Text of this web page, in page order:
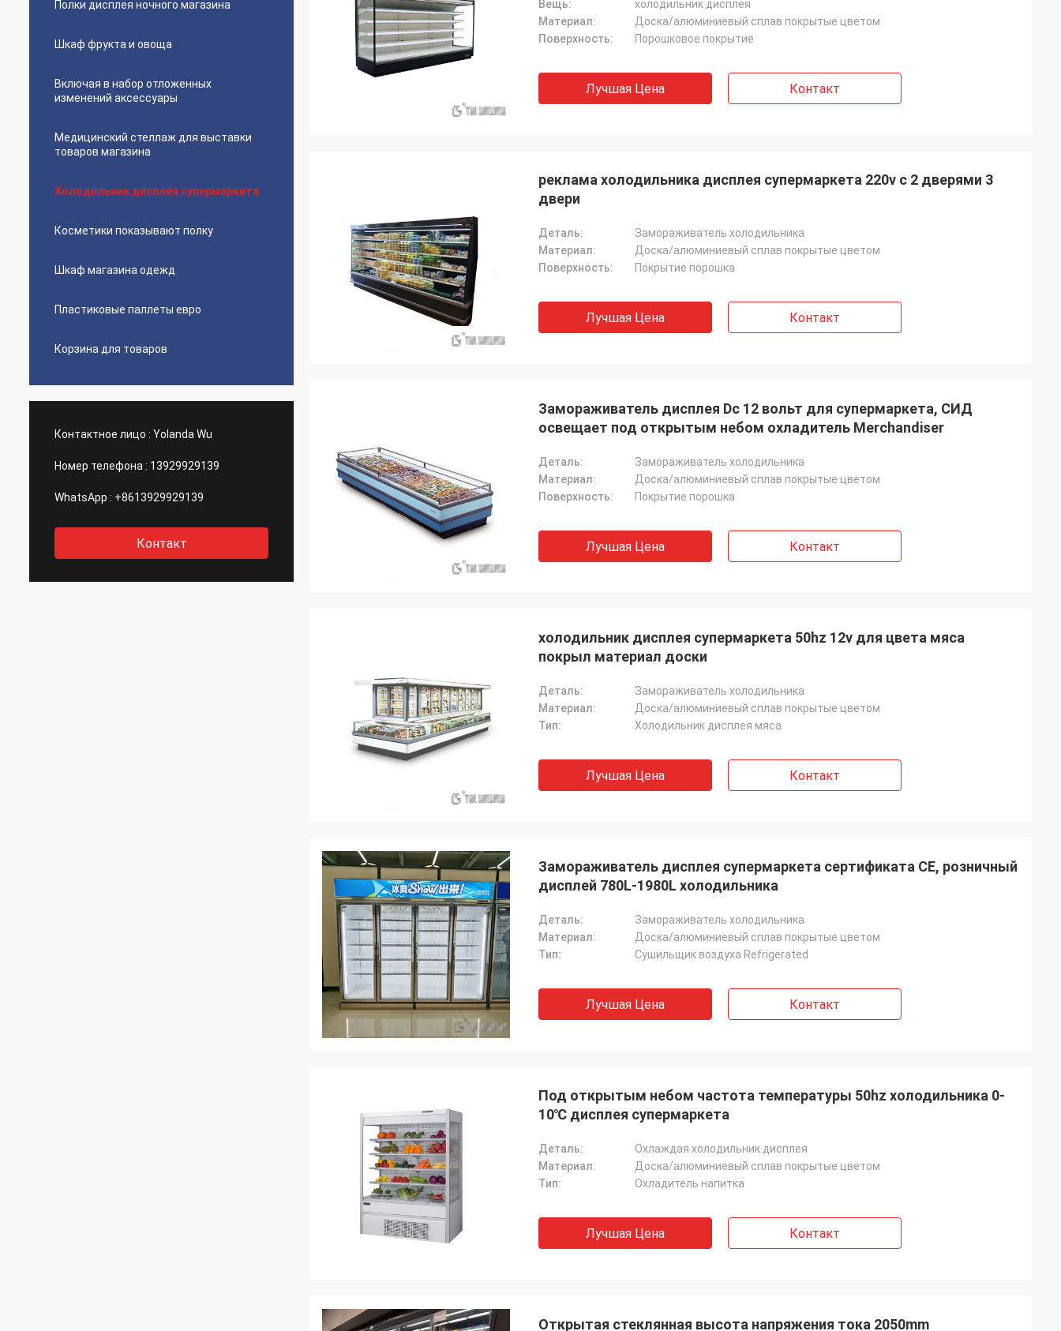
Полки дисплея ночного магазина
Шкаф фрукта и овоща
Включая в набор отложенных
изменений аксессуары
Медицинский стеллаж для выставки
товаров магазина
Холодильник дисплея супермаркета
Косметики показывают полку
Шкаф магазина одежд
Пластиковые паллеты евро
Корзина для товаров
Контактное лицо : Yolanda Wu
Номер телефона : 13929929139
WhatsApp : +8613929929139
Контакт
Вещь:
холодильник дисплея
Материал:
Доска/алюминиевый сплав покрытые цветом
Поверхность:
Порошковое покрытие
Лучшая Цена Контакт
реклама холодильника дисплея супермаркета 220v с 2 дверями 3
двери
Деталь:
Замораживатель холодильника
Материал:
Доска/алюминиевый сплав покрытые цветом
Поверхность:
Покрытие порошка
Лучшая Цена Контакт
Замораживатель дисплея Dc 12 вольт для супермаркета, СИД
освещает под открытым небом охладитель Merchandiser
Деталь:
Замораживатель холодильника
Материал:
Доска/алюминиевый сплав покрытые цветом
Поверхность:
Покрытие порошка
Лучшая Цена Контакт
холодильник дисплея супермаркета 50hz 12v для цвета мяса
покрыл материал доски
Деталь:
Замораживатель холодильника
Материал:
Доска/алюминиевый сплав покрытые цветом
Тип:
Холодильник дисплея мяса
Лучшая Цена Контакт
Замораживатель дисплея супермаркета сертификата CE, розничный
дисплей 780L-1980L холодильника
Деталь:
Замораживатель холодильника
Материал:
Доска/алюминиевый сплав покрытые цветом
Тип:
Сушильщик воздуха Refrigerated
Лучшая Цена Контакт
Под открытым небом частота температуры 50hz холодильника 0-
10℃ дисплея супермаркета
Деталь:
Охлаждая холодильник дисплея
Материал:
Доска/алюминиевый сплав покрытые цветом
Тип:
Охладитель напитка
Лучшая Цена Контакт
Открытая стеклянная высота напряжения тока 2050mm